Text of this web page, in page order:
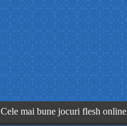
Cele mai bune jocuri flesh online